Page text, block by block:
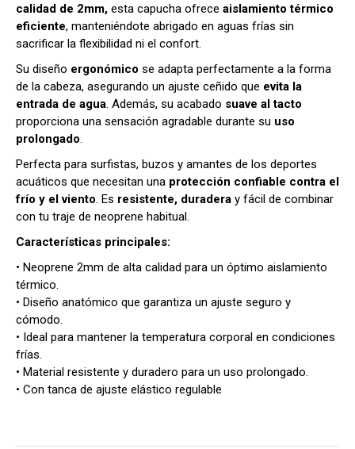
calidad de 2mm, esta capucha ofrece aislamiento térmico
eficiente, manteniéndote abrigado en aguas frías sin
sacrificar la flexibilidad ni el confort.
Su diseño ergonómico se adapta perfectamente a la forma
de la cabeza, asegurando un ajuste ceñido que evita la
entrada de agua . Además, su acabado suave al tacto
proporciona una sensación agradable durante su uso
prolongado
Perfecta para surfistas, buzos y amantes de los deportes
acuáticos que necesitan una protección confiable contra el
frío y el viento . Es resistente, duradera y fácil de combinar
con tu traje de neoprene habitual.
Características principales:
• Neoprene 2mm de alta calidad para un óptimo aislamiento
térmico.
• Diseño anatómico que garantiza un ajuste seguro y
cómodo.
• Ideal para mantener la temperatura corporal en condiciones
frías.
• Material resistente y duradero para un uso prolongado.
• Con tanca de ajuste elástico regulable